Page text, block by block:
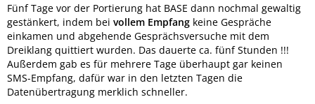
Fünf Tage vor der Portierung hat BASE dann nochmal gewaltig
gestänkert, indem bei vollem Empfang keine Gespräche
einkamen und abgehende Gesprächsversuche mit dem
Dreiklang quittiert wurden. Das dauerte ca. fünf Stunden !!!
Außerdem gab es für mehrere Tage überhaupt gar keinen
SMS-Empfang, dafür war in den letzten Tagen die
Datenübertragung merklich schneller.